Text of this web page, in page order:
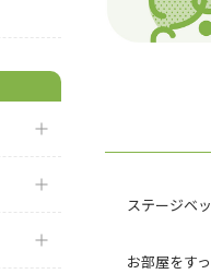
ステージベ
お部屋をす